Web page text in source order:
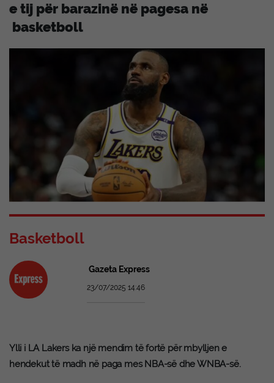
e tij për barazinë në pagesa në
basketboll
Basketboll
Gazeta Express
23/07/2025 14:46
Ylli i LA Lakers ka një mendim të fortë për mbylljen e
hendekut të madh në paga mes NBA-së dhe WNBA-së.